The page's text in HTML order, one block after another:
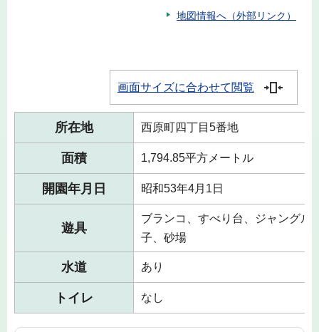
地図情報へ（外部リンク）
画面サイズに合わせて閲覧
所在地 西原町四丁目5番地
面積 1,794.85平方メートル
開園年月日 昭和53年4月1日
遊具
ブランコ、すべり台、ジャングル
子、砂場
水道 あり
トイレ なし